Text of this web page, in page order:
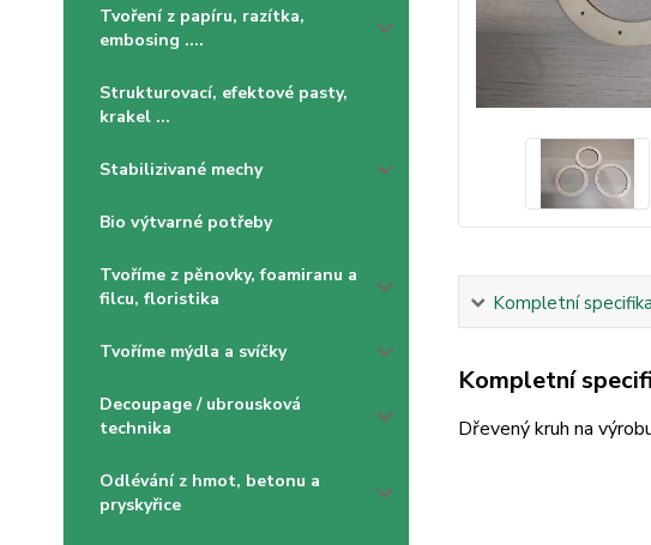
Tvoření z papíru, razítka,
embosing ....
Strukturovací, efektové pasty,
krakel ...
Stabilizivané mechy
Bio výtvarné potřeby
Tvoříme z pěnovky, foamiranu a
filcu, floristika
Tvoříme mýdla a svíčky
Decoupage / ubrousková
technika
Odlévání z hmot, betonu a
pryskyřice
Kompletní
Kompletní
Dřevený kruh na